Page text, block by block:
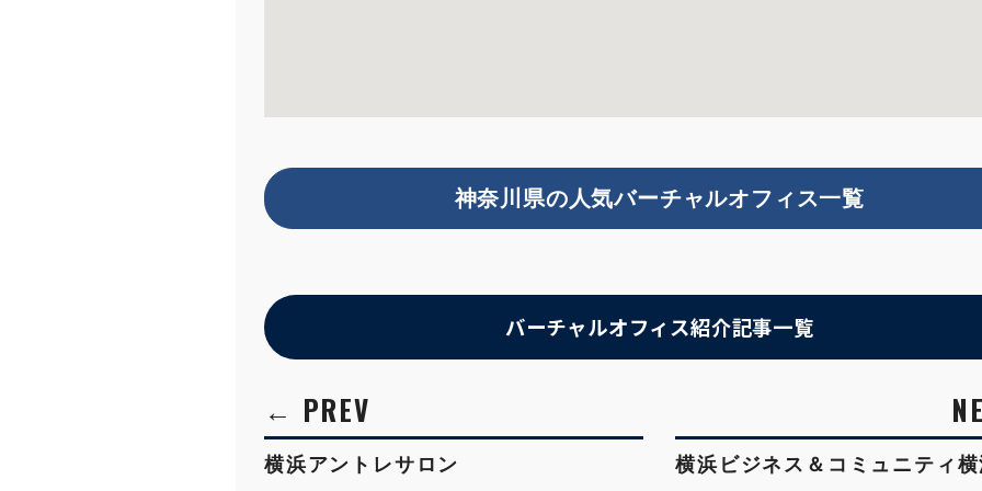
神奈川県の人気バーチャルオフィス一覧
バーチャルオフィス紹介記事一覧
横浜アントレサロン 横浜ビジネス＆コミュニティ